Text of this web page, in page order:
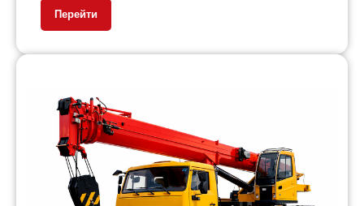
Перейти